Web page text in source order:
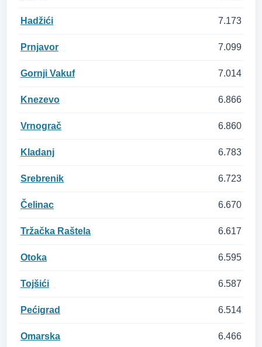
Hadžići 7.173
Prnjavor 7.099
Gornji Vakuf 7.014
Knezevo 6.866
Vrnograč 6.860
Kladanj 6.783
Srebrenik 6.723
Čelinac 6.670
Tržačka Raštela 6.617
Otoka 6.595
Tojšići 6.587
Pećigrad 6.514
Omarska 6.466